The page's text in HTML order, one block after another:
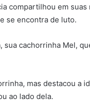
compartilhou em suas
se encontra de luto.
cachorrinha Mel,
mas destacou a
ao lado dela.